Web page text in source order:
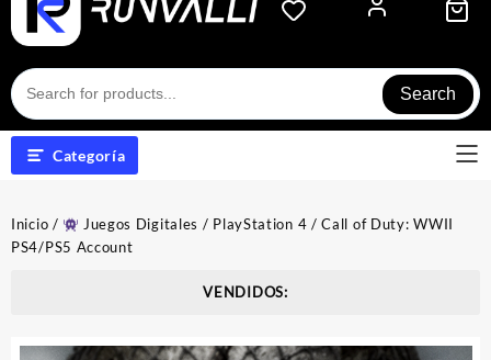
Search
Categoría
Inicio / Juegos Digitales / PlayStation 4 / Call of Duty: WWII
PS4/PS5 Account
VENDIDOS: